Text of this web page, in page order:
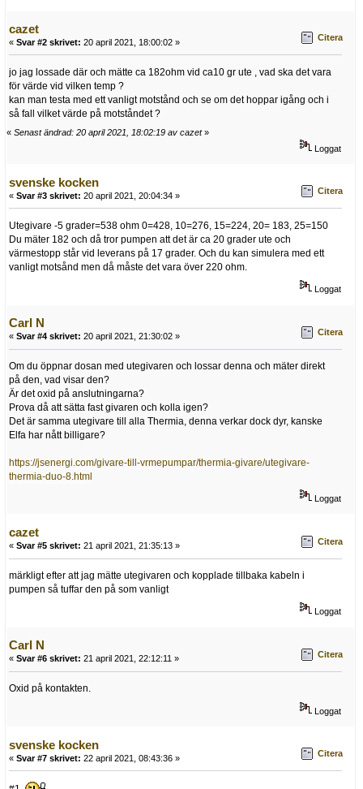
cazet
« Svar #2 skrivet: 20 april 2021, 18:00:02 » Citera
jo jag lossade där och mätte ca 182ohm vid ca10 gr ute , vad ska det vara
för värde vid vilken temp ?
kan man testa med ett vanligt motstånd och se om det hoppar igång och i
så fall vilket värde på motståndet ?
« Senast ändrad: 20 april 2021, 18:02:19 av cazet»
Loggat
svenske kocken
« Svar #3 skrivet: 20 april 2021, 20:04:34 » Citera
Utegivare -5 grader=538 ohm 0=428, 10=276, 15=224, 20= 183, 25=150
Du mäter 182 och då tror pumpen att det är ca 20 grader ute och
värmestopp står vid leverans på 17 grader. Och du kan simulera med ett
vanligt motsånd men då måste det vara över 220 ohm.
Loggat
Carl N
« Svar #4 skrivet: 20 april 2021, 21:30:02 » Citera
Om du öppnar dosan med utegivaren och lossar denna och mäter direkt
på den, vad visar den?
Är det oxid på anslutningarna?
Prova då att sätta fast givaren och kolla igen?
Det är samma utegivare till alla Thermia, denna verkar dock dyr, kanske
Elfa har nått billigare?
https://jsenergi.com/givare-till-vrmepumpar/thermia-givare/utegivare-
thermia-duo-8.html
Loggat
cazet
« Svar #5 skrivet: 21 april 2021, 21:35:13 » Citera
märkligt efter att jag mätte utegivaren och kopplade tillbaka kabeln i
pumpen så tuffar den på som vanligt
Loggat
Carl N
« Svar #6 skrivet: 21 april 2021, 22:12:11 » Citera
Oxid på kontakten.
Loggat
svenske kocken
« Svar #7 skrivet: 22 april 2021, 08:43:36 » Citera